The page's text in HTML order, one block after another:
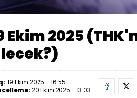
2025
19 Ekim 2025 - 16:55
20 Ekim 2025 - 13:03